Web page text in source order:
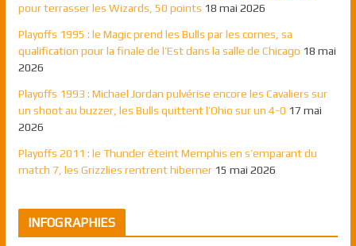
pour terrasser les Wizards, 50 points 18 mai 2026
Playoffs 1995 : le Magic prend les Bulls par les cornes, sa
qualification pour la finale de l’Est dans la salle de Chicago 18 mai
2026
Playoffs 1993 : Michael Jordan pulvérise encore les Cavaliers sur
un shoot au buzzer, les Bulls quittent l’Ohio sur un 4-0 17 mai
2026
Playoffs 2011 : le Thunder éteint Memphis en s’emparant du
match 7, les Grizzlies rentrent hiberner 15 mai 2026
INFOGRAPHIES